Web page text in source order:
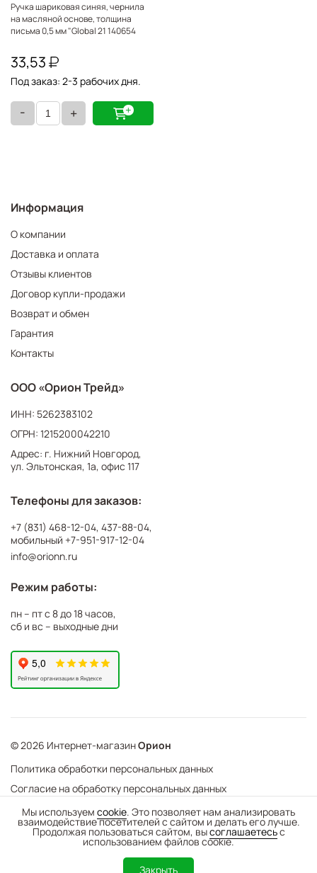
Мы используем cookie. Это позволяет нам анализировать
взаимодействие посетителей с сайтом и делать его лучше.
Продолжая пользоваться сайтом, высоглашаетесьс
использованием файлов cookie.
Закрыть
- + В корзину
Ручка шариковая синяя, чернила
на масляной основе, толщина
письма 0,5 мм "Global 21 140654
33,53
Под заказ: 2-3 рабочих дня.
- +
Информация
О компании
Доставка и оплата
Отзывы клиентов
Договор купли-продажи
Возврат и обмен
Гарантия
Контакты
ООО «Орион Трейд»
ИНН: 5262383102
ОГРН: 1215200042210
Адрес: г. Нижний Новгород,
ул. Эльтонская, 1а, офис 117
Телефоны для заказов:
+7 (831) 468-12-04, 437-88-04,
мобильный +7-951-917-12-04
info@orionn.ru
Режим работы:
пн – пт с 8 до 18 часов,
сб и вс – выходные дни
© 2026 Интернет-магазинОрион
Политика обработки персональных данных
Согласие на обработку персональных данных
Web Механика
- создание интернет-магазинов